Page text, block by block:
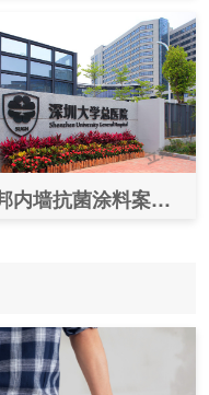
立邦内墙抗菌涂料案例之（深圳大学总医院）